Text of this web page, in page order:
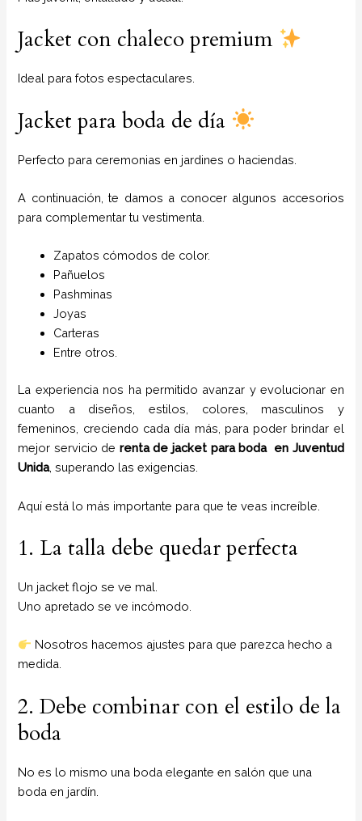
Jacket con chaleco premium
Ideal para fotos espectaculares.
Jacket para boda de día
Perfecto para ceremonias en jardines o haciendas.
A continuación, te damos a conocer algunos accesorios
para complementar tu vestimenta.
Zapatos cómodos de color.
Pañuelos
Pashminas
Joyas
Carteras
Entre otros.
La experiencia nos ha permitido avanzar y evolucionar en
cuanto a diseños, estilos, colores, masculinos y
femeninos, creciendo cada día más, para poder brindar el
mejor servicio de renta de jacket para boda en Juventud
Unida, superando las exigencias.
Aquí está lo más importante para que te veas increíble.
1. La talla debe quedar perfecta
Un jacket flojo se ve mal.
Uno apretado se ve incómodo.
Nosotros hacemos ajustes para que parezca hecho a
medida.
2. Debe combinar con el estilo de la
boda
No es lo mismo una boda elegante en salón que una
boda en jardín.